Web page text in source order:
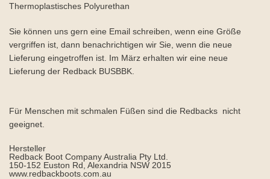
Thermoplastisches Polyurethan
Sie können uns gern eine Email schreiben, wenn eine Größe
vergriffen ist, dann benachrichtigen wir Sie, wenn die neue
Lieferung eingetroffen ist. Im März erhalten wir eine neue
Lieferung der Redback BUSBBK.
Für Menschen mit schmalen Füßen sind die Redbacks nicht
geeignet.
Hersteller
Redback Boot Company Australia Pty Ltd.
150-152 Euston Rd, Alexandria NSW 2015
www.redbackboots.com.au